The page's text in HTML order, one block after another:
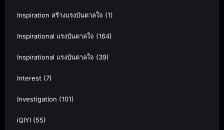
Inspiration สร้างแรงบันดาลใจ (1)
Inspirational แรงบันดาลใจ (164)
Inspirational แรงบันดาลใจ (39)
Interest (7)
Investigation (101)
iQIYI (55)